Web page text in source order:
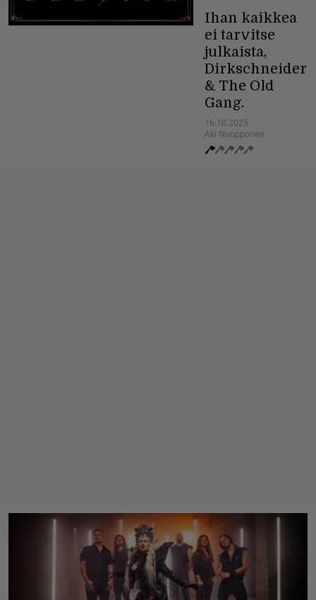
Ihan kaikkea
ei tarvitse
julkaista,
Dirkschneider
& The Old
Gang.
16.10.2025
Aki Nuopponen